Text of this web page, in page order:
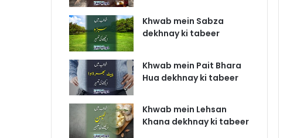
Khwab mein Sabza
dekhnay ki tabeer
Khwab mein Pait Bhara
Hua dekhnay ki tabeer
Khwab mein Lehsan
Khana dekhnay ki tabeer